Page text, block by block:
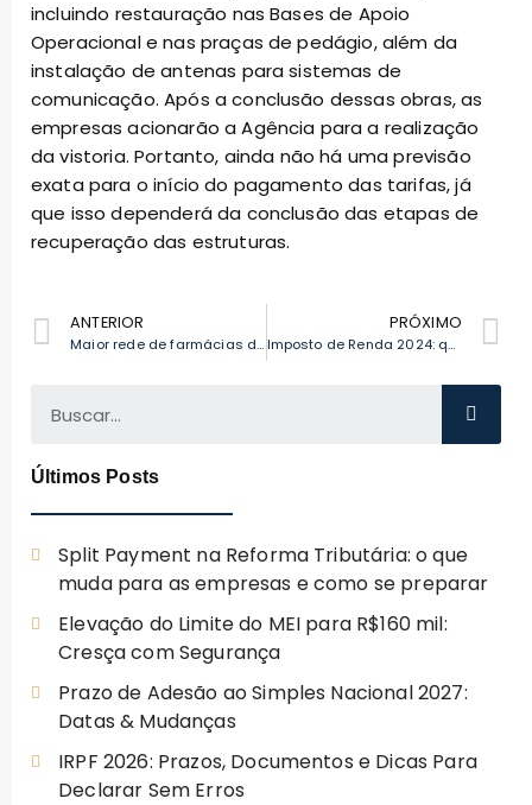
incluindo restauração nas Bases de Apoio
Operacional e nas praças de pedágio, além da
instalação de antenas para sistemas de
comunicação. Após a conclusão dessas obras, as
empresas acionarão a Agência para a realização
da vistoria. Portanto, ainda não há uma previsão
exata para o início do pagamento das tarifas, já
que isso dependerá da conclusão das etapas de
recuperação das estruturas.
ANTERIOR
Maior rede de farmácias de Curitiba abre 200 vagas de emprego
PRÓXIMO
Imposto de Renda 2024: quem deve declarar?
Últimos Posts
Split Payment na Reforma Tributária: o que
muda para as empresas e como se preparar
Elevação do Limite do MEI para R$160 mil:
Cresça com Segurança
Prazo de Adesão ao Simples Nacional 2027:
Datas & Mudanças
IRPF 2026: Prazos, Documentos e Dicas Para
Declarar Sem Erros